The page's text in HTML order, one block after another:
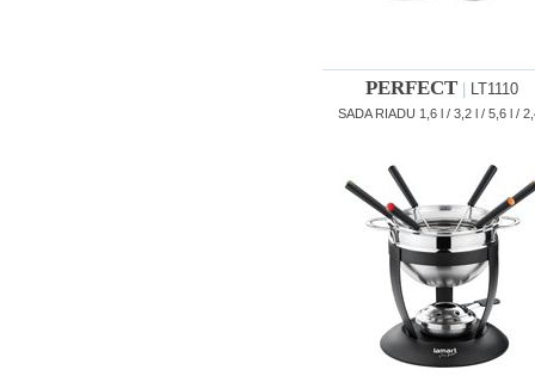
PERFECT LT1110
SADA RIADU 1,6 l / 3,2 l / 5,6 l /